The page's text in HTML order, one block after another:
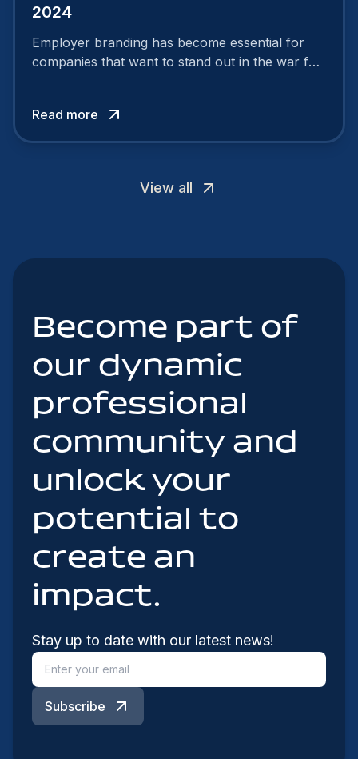
2024
Employer branding has become essential for
companies that want to stand out in the war for
attract the best profiles.
Read more
View all
Become part of
our dynamic
professional
community and
unlock your
potential to
create an
impact.
Stay up to date with our latest news!
Subscribe